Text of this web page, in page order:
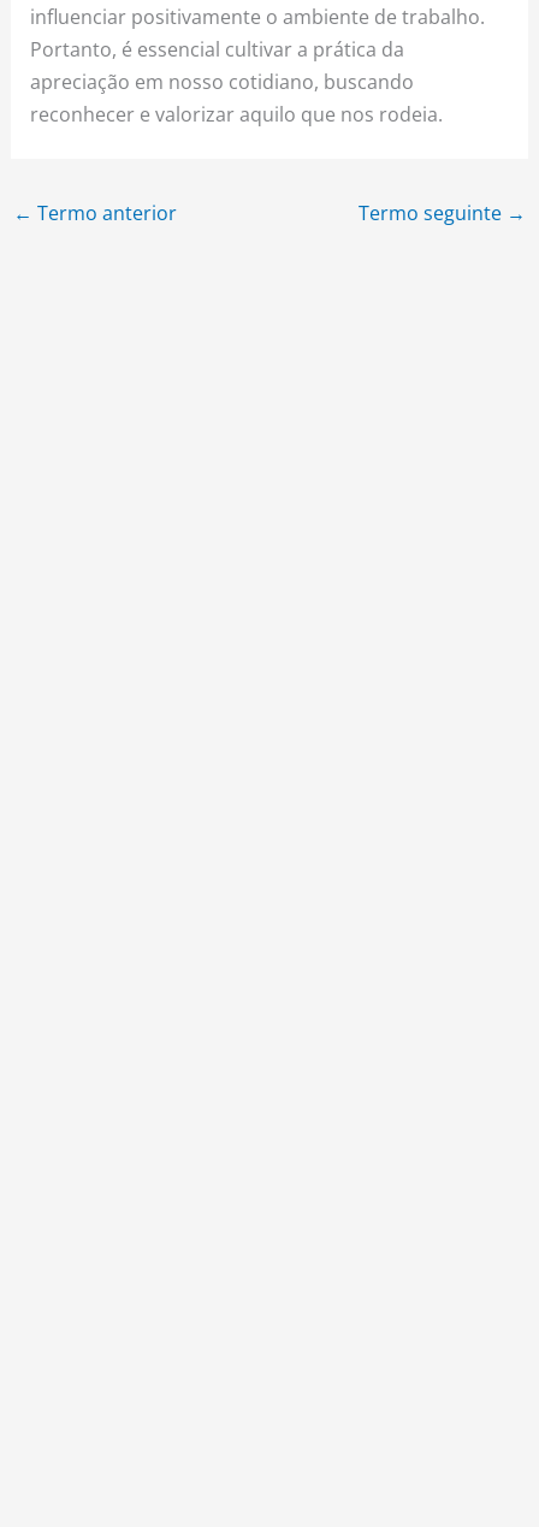
influenciar positivamente o ambiente de trabalho.
Portanto, é essencial cultivar a prática da
apreciação em nosso cotidiano, buscando
reconhecer e valorizar aquilo que nos rodeia.
← Termo anterior Termo seguinte →